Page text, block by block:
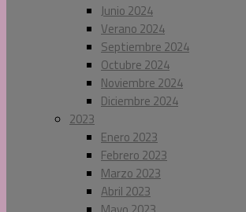
Junio 2024
Verano 2024
Septiembre 2024
Octubre 2024
Noviembre 2024
Diciembre 2024
2023
Enero 2023
Febrero 2023
Marzo 2023
Abril 2023